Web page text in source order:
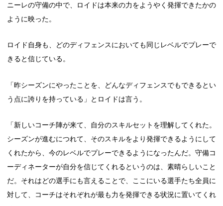
ニーレの守備の中で、ロイドは本来の力をようやく発揮できたかの
ように映った。
ロイド自身も、どのディフェンスにおいても同じレベルでプレーで
きると信じている。
「昨シーズンにやったことを、どんなディフェンスでもできるとい
う点に誇りを持っている」とロイドは言う。
「新しいコーチ陣が来て、自分のスキルセットを理解してくれた。
シーズンが進むにつれて、そのスキルをより発揮できるようにして
くれたから、今のレベルでプレーできるようになったんだ。守備コ
ーディネーターが自分を信じてくれるというのは、素晴らしいこと
だ。それはどの選手にも言えることで、ここにいる選手たち全員に
対して、コーチはそれぞれが最も力を発揮できる状況に置いてくれ